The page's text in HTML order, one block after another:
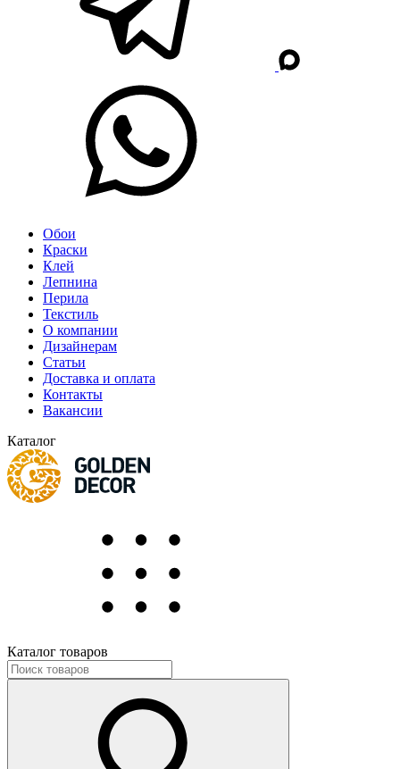
Обои
Краски
Клей
Лепнина
Перила
Текстиль
О компании
Дизайнерам
Статьи
Доставка и оплата
Контакты
Вакансии
Каталог
Каталог товаров